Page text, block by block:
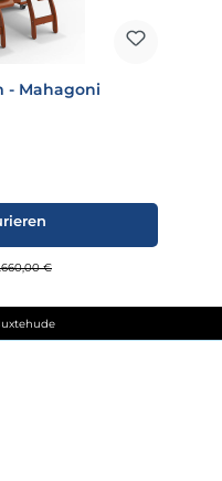
- Mahagoni
Preis:
€